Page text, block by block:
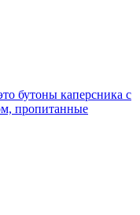
бутоны каперсника с
пропитанные